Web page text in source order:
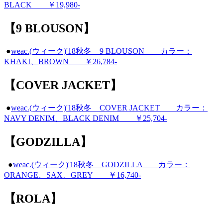
BLACK ￥19,980-
【9 BLOUSON】
●weac.(ウィーク)'18秋冬 9 BLOUSON カラー：
KHAKI、BROWN ￥26,784-
【COVER JACKET】
●weac.(ウィーク)'18秋冬 COVER JACKET カラー：
NAVY DENIM、BLACK DENIM ￥25,704-
【GODZILLA】
●weac.(ウィーク)'18秋冬 GODZILLA カラー：
ORANGE、SAX、GREY ￥16,740-
【ROLA】